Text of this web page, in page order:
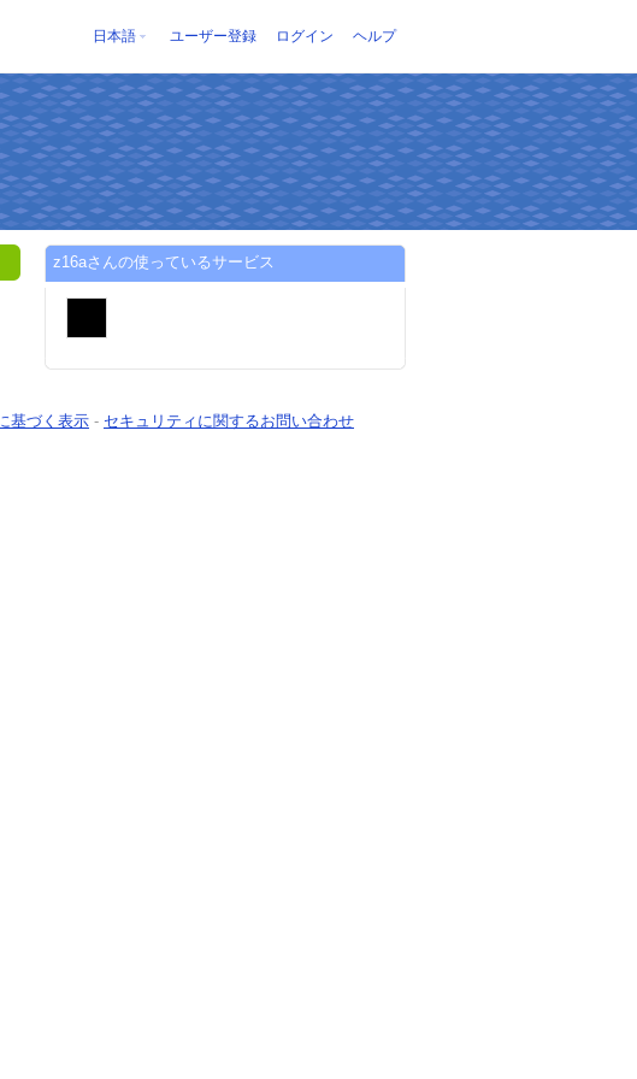
日本語 ユーザー登録 ログイン ヘルプ
z16aさんの使っているサービス
基づく表示 - セキュリティに関するお問い合わせ